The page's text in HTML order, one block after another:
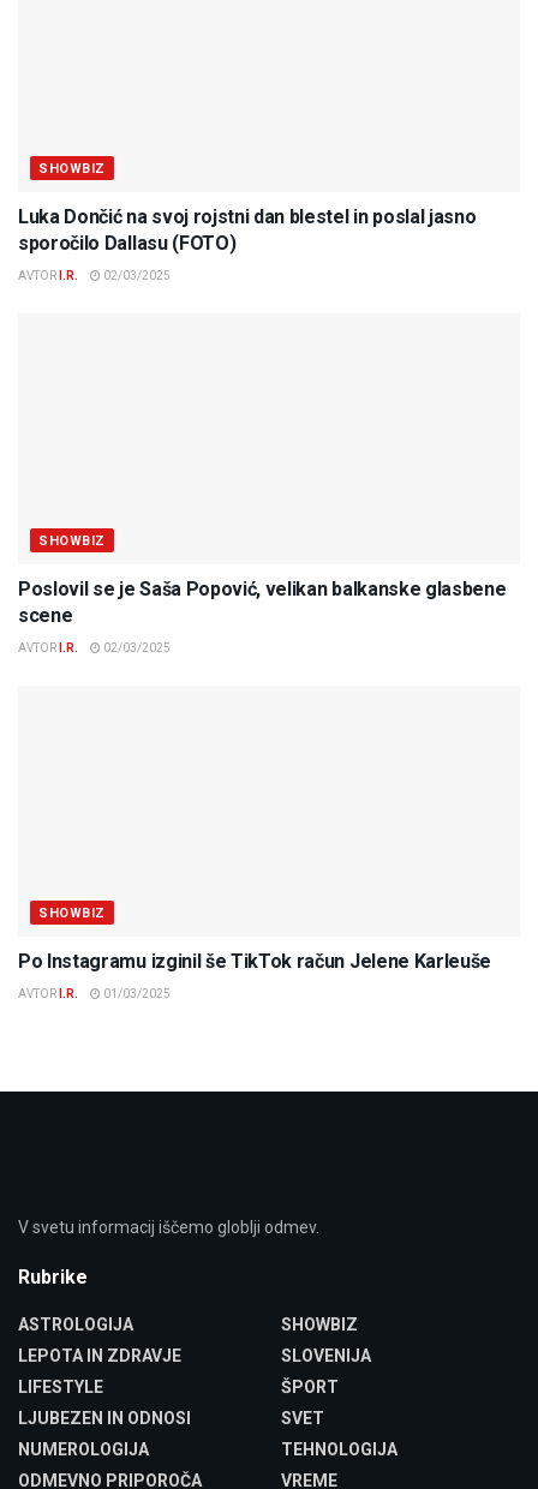
SHOWBIZ
Luka Dončić na svoj rojstni dan blestel in poslal jasno
sporočilo Dallasu (FOTO)
AVTOR I.R. 02/03/2025
SHOWBIZ
Poslovil se je Saša Popović, velikan balkanske glasbene
scene
AVTOR I.R. 02/03/2025
SHOWBIZ
Po Instagramu izginil še TikTok račun Jelene Karleuše
AVTOR I.R. 01/03/2025
V svetu informacij iščemo globlji odmev.
Rubrike
ASTROLOGIJA
LEPOTA IN ZDRAVJE
LIFESTYLE
LJUBEZEN IN ODNOSI
NUMEROLOGIJA
ODMEVNO PRIPOROČA
SHOWBIZ
SLOVENIJA
ŠPORT
SVET
TEHNOLOGIJA
VREME